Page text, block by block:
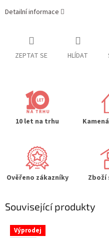
Detailní informace
ZEPTAT SE HLÍDAT
10 let na trhu
Ověřeno zákazníky Zboží
Související produkty
Výprodej